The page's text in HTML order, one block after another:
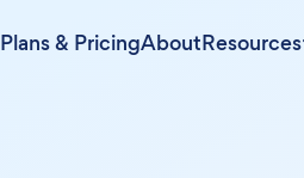
Plans & PricingAboutResources